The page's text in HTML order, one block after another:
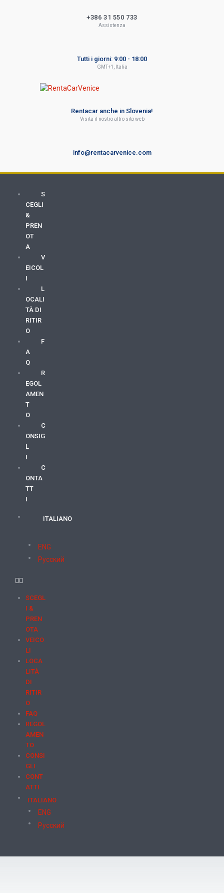
+386 31 550 733
Assistenza
Tutti i giorni: 9:00 - 18:00
GMT+1, Italia
Rentacar anche in Slovenia!
Visita il nostro altro sito web
info@rentacarvenice.com
S
CEGLI
&
PREN
OT
A
V
EICOL
I
L
OCALI
TÀ DI
RITIR
O
F
A
Q
R
EGOL
AMEN
T
O
C
ONSIG
L
I
C
ONTA
TT
I
ITALIANO
ENG
Русский
SCEGL
I &
PREN
OTA
VEICO
LI
LOCA
LITÀ
DI
RITIR
O
FAQ
REGOL
AMEN
TO
CONSI
GLI
CONT
ATTI
ITALIANO
ENG
Русский